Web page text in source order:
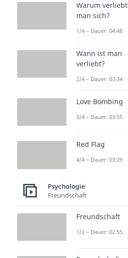
Warum verliebt
man sich?
1/4 – Dauer: 04:48
Wann ist man
verliebt?
2/4 – Dauer: 03:34
Love Bombing
3/4 – Dauer: 03:55
Red Flag
4/4 – Dauer: 03:29
Psychologie
Freundschaft
Freundschaft
1/2 – Dauer: 02:55